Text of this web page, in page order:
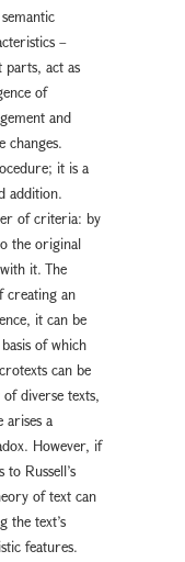
–
parts, act as
of
and
changes.
it is a
addition.
of criteria: by
the original
it. The
creating an
it can be
of which
can be
diverse texts,
arises a
However, if
Russell’s
of text can
the text’s
features.